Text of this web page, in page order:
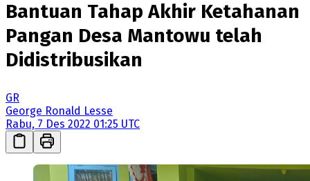
Bantuan Tahap Akhir Ketahanan
Pangan Desa Mantowu telah
Didistribusikan
GR
George Ronald Lesse
Rabu, 7 Des 2022 01:25 UTC